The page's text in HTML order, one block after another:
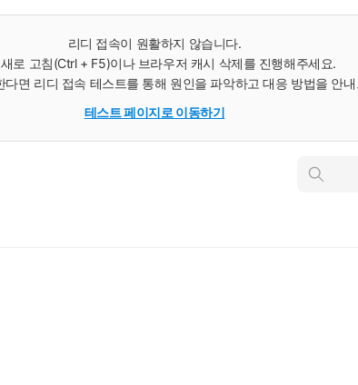
리디 접속이 원활하지 않습니다.
로 고침(Ctrl + F5)이나 브라우저 캐시 삭제를 진행해주세요.
다면 리디 접속 테스트를 통해 원인을 파악하고 대응 방법을 안
테스트 페이지로 이동하기
인